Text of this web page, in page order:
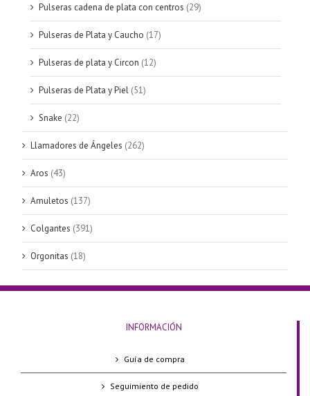
Pulseras cadena de plata con centros (29)
Pulseras de Plata y Caucho (17)
Pulseras de plata y Circon (12)
Pulseras de Plata y Piel (51)
Snake (22)
Llamadores de Ángeles (262)
Aros (43)
Amuletos (137)
Colgantes (391)
Orgonitas (18)
INFORMACIÓN
Guía de compra
Seguimiento de pedido